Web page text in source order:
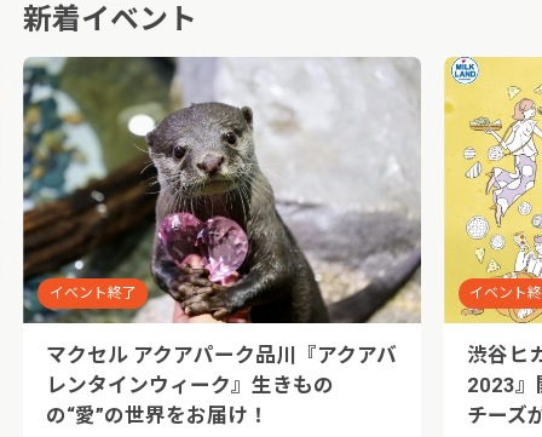
新着イベント
イベント終了
マクセル アクアパーク品川『アクアバ
レンタインウィーク』生きもの
の“愛”の世界をお届け！
イベント
渋谷ヒ
2023』
チーズ